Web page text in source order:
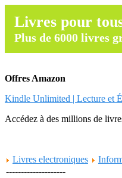
Livres pour
Plus de 6000 livres
Offres Amazon
Kindle Unlimited | Lecture et
Accédez à des millions de
Livres electroniques
--------------------